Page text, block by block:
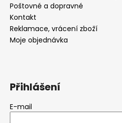
Poštovné a dopravné
Kontakt
Reklamace, vrácení zboží
Moje objednávka
Přihlášení
E-mail